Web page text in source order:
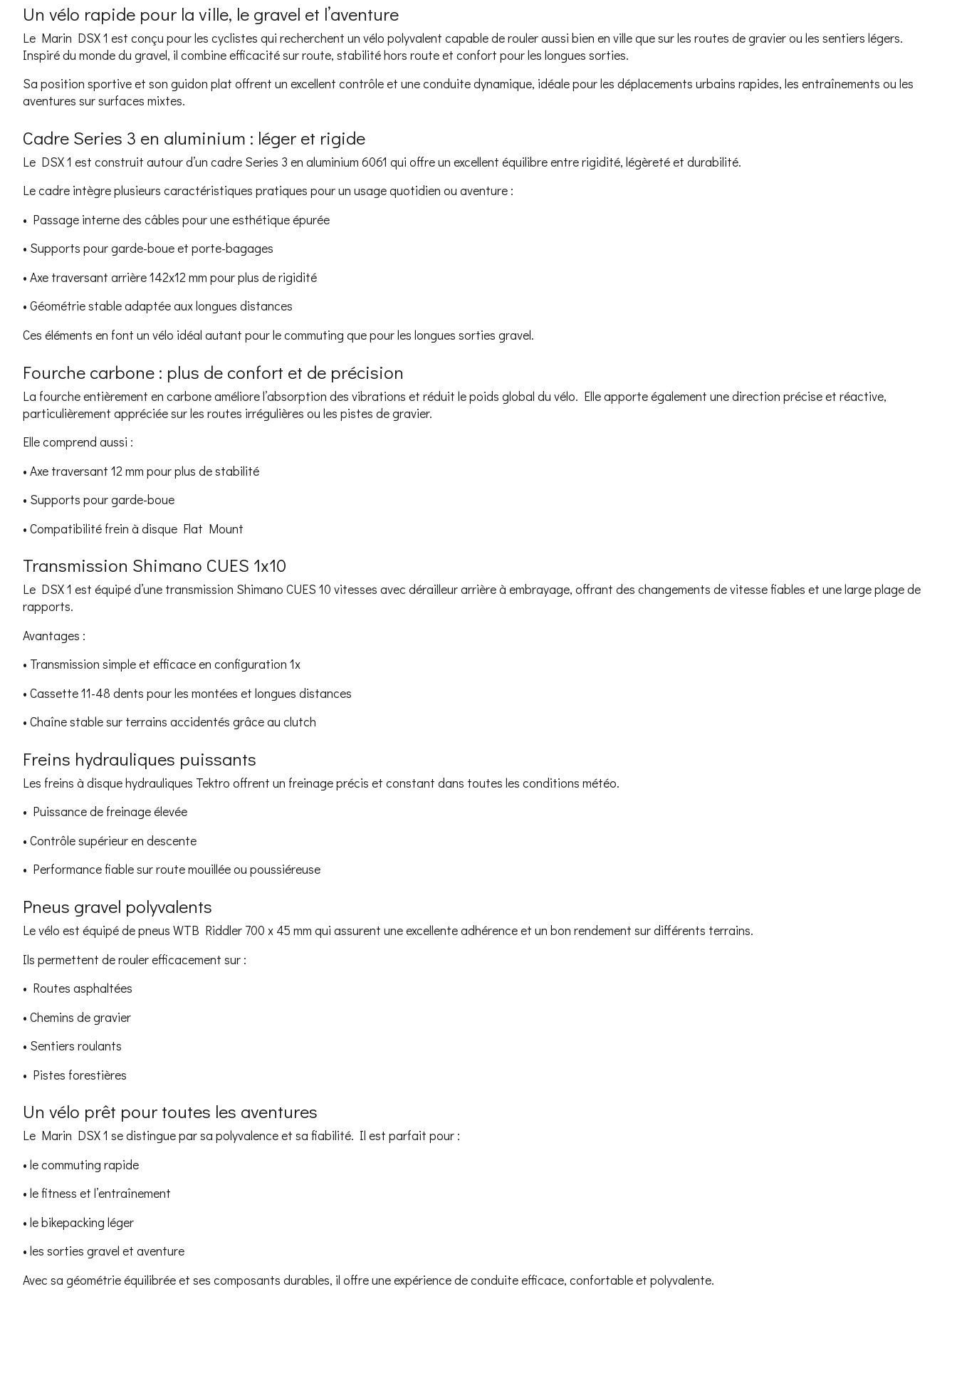
Un vélo rapide pour la ville, le gravel et l’aventure
Le Marin DSX 1 est conçu pour les cyclistes qui recherchent un vélo polyvalent capable de rouler aussi bien en ville que sur les routes de gravier ou les sentiers légers.
Inspiré du monde du gravel, il combine efficacité sur route, stabilité hors route et confort pour les longues sorties.
Sa position sportive et son guidon plat offrent un excellent contrôle et une conduite dynamique, idéale pour les déplacements urbains rapides, les entraînements ou les
aventures sur surfaces mixtes.
Cadre Series 3 en aluminium : léger et rigide
Le DSX 1 est construit autour d’un cadre Series 3 en aluminium 6061 qui offre un excellent équilibre entre rigidité, légèreté et durabilité.
Le cadre intègre plusieurs caractéristiques pratiques pour un usage quotidien ou aventure :
• Passage interne des câbles pour une esthétique épurée
• Supports pour garde-boue et porte-bagages
• Axe traversant arrière 142x12 mm pour plus de rigidité
• Géométrie stable adaptée aux longues distances
Ces éléments en font un vélo idéal autant pour le commuting que pour les longues sorties gravel.
Fourche carbone : plus de confort et de précision
La fourche entièrement en carbone améliore l’absorption des vibrations et réduit le poids global du vélo. Elle apporte également une direction précise et réactive,
particulièrement appréciée sur les routes irrégulières ou les pistes de gravier.
Elle comprend aussi :
• Axe traversant 12 mm pour plus de stabilité
• Supports pour garde-boue
• Compatibilité frein à disque Flat Mount
Transmission Shimano CUES 1x10
Le DSX 1 est équipé d’une transmission Shimano CUES 10 vitesses avec dérailleur arrière à embrayage, offrant des changements de vitesse fiables et une large plage de
rapports.
Avantages :
• Transmission simple et efficace en configuration 1x
• Cassette 11-48 dents pour les montées et longues distances
• Chaîne stable sur terrains accidentés grâce au clutch
Freins hydrauliques puissants
Les freins à disque hydrauliques Tektro offrent un freinage précis et constant dans toutes les conditions météo.
• Puissance de freinage élevée
• Contrôle supérieur en descente
• Performance fiable sur route mouillée ou poussiéreuse
Pneus gravel polyvalents
Le vélo est équipé de pneus WTB Riddler 700 x 45 mm qui assurent une excellente adhérence et un bon rendement sur différents terrains.
Ils permettent de rouler efficacement sur :
• Routes asphaltées
• Chemins de gravier
• Sentiers roulants
• Pistes forestières
Un vélo prêt pour toutes les aventures
Le Marin DSX 1 se distingue par sa polyvalence et sa fiabilité. Il est parfait pour :
• le commuting rapide
• le fitness et l’entraînement
• le bikepacking léger
• les sorties gravel et aventure
Avec sa géométrie équilibrée et ses composants durables, il offre une expérience de conduite efficace, confortable et polyvalente.